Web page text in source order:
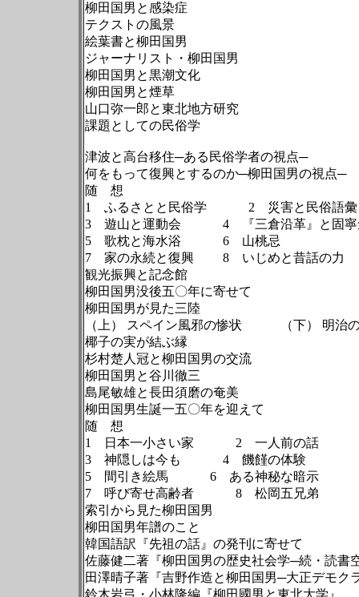
柳田国男と感染症
テクストの風景
絵葉書と柳田国男
ジャーナリスト・柳田国男
柳田国男と黒潮文化
柳田国男と煙草
山口弥一郎と東北地方研究
課題としての民俗学
津波と高台移住─ある民俗学者の視点─
何をもって復興とするのか─柳田国男の
随 想
1 ふるさとと民俗学 2 災害と民
3 遊山と運動会 4 『三倉沿革』と
5 歌枕と海水浴 6 山桃忌
7 家の永続と復興 8 いじめと昔話
観光振興と記念館
柳田国男没後五〇年に寄せて
柳田国男が見た三陸
（上） スペイン風邪の惨状 （下） 明
椰子の実が結ぶ縁
杉村楚人冠と柳田国男の交流
柳田国男と谷川徹三
島尾敏雄と長田須磨の奄美
柳田国男生誕一五〇年を迎えて
随 想
1 日本一小さい家 2 一人前の話
3 神隠しは今も 4 饑饉の体験
5 間引き絵馬 6 ある神秘な暗示
7 呼び寄せ高齢者 8 松岡五兄弟
索引から見た柳田国男
柳田国男年譜のこと
韓国語訳『先祖の話』の発刊に寄せて
佐藤健二著『柳田国男の歴史社会学─続・
田澤晴子著『吉野作造と柳田国男─大正デ
鈴木岩弓・小林隆編『柳田國男と東北大